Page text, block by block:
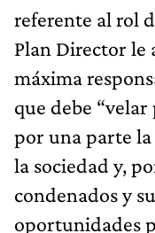
referente al rol
Plan Director le
máxima
que debe
por una parte la
la sociedad y,
condenados y
oportunidades